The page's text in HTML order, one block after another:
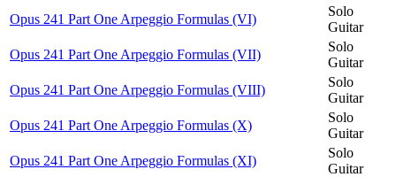
Opus 241 Part One Arpeggio Formulas (VI)
Solo
Guitar
Opus 241 Part One Arpeggio Formulas (VII)
Solo
Guitar
Opus 241 Part One Arpeggio Formulas (VIII)
Solo
Guitar
Opus 241 Part One Arpeggio Formulas (X)
Solo
Guitar
Opus 241 Part One Arpeggio Formulas (XI)
Solo
Guitar